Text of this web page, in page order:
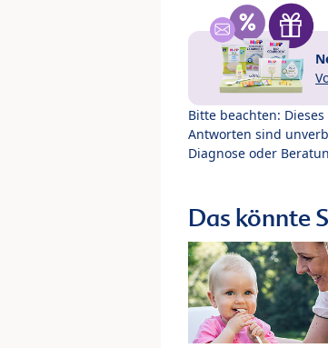
Bitte beachten:
Antworten sind
Diagnose oder
Das könnte